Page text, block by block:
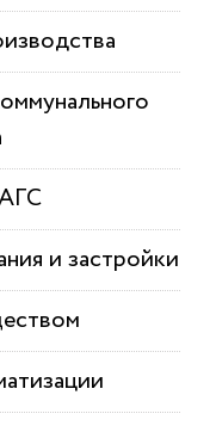
и застройки